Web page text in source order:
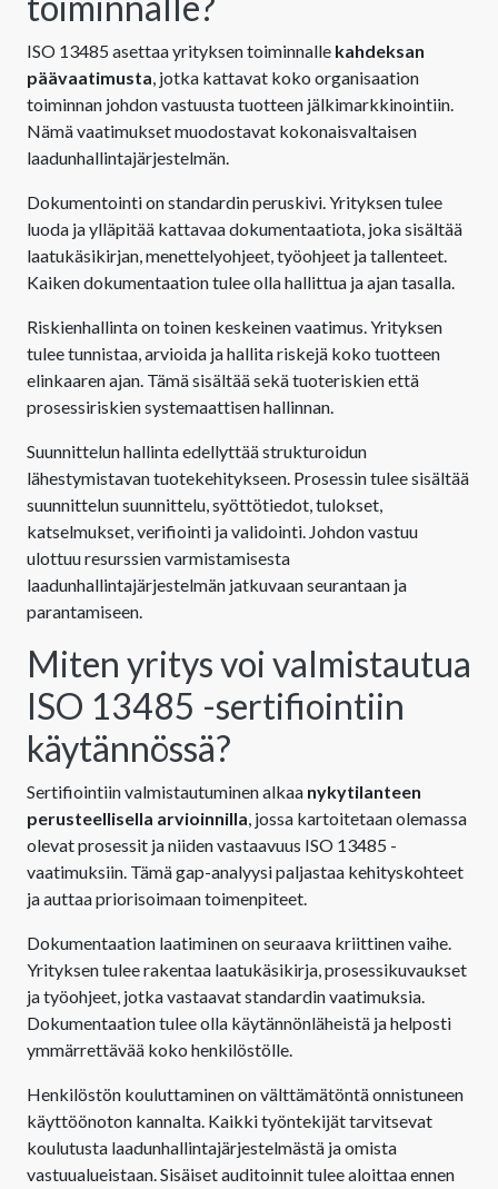
ISO 13485 asettaa yrityksen toiminnalle kahdeksan
päävaatimusta, jotka kattavat koko organisaation
toiminnan johdon vastuusta tuotteen jälkimarkkinointiin.
Nämä vaatimukset muodostavat kokonaisvaltaisen
laadunhallintajärjestelmän.
Dokumentointi on standardin peruskivi. Yrityksen tulee
luoda ja ylläpitää kattavaa dokumentaatiota, joka sisältää
laatukäsikirjan, menettelyohjeet, työohjeet ja tallenteet.
Kaiken dokumentaation tulee olla hallittua ja ajan tasalla.
Riskienhallinta on toinen keskeinen vaatimus. Yrityksen
tulee tunnistaa, arvioida ja hallita riskejä koko tuotteen
elinkaaren ajan. Tämä sisältää sekä tuoteriskien että
prosessiriskien systemaattisen hallinnan.
Suunnittelun hallinta edellyttää strukturoidun
lähestymistavan tuotekehitykseen. Prosessin tulee sisältää
suunnittelun suunnittelu, syöttötiedot, tulokset,
katselmukset, verifiointi ja validointi. Johdon vastuu
ulottuu resurssien varmistamisesta
laadunhallintajärjestelmän jatkuvaan seurantaan ja
parantamiseen.
Miten yritys voi valmistautua
ISO 13485 -sertifiointiin
käytännössä?
Sertifiointiin valmistautuminen alkaa nykytilanteen
perusteellisella arvioinnilla, jossa kartoitetaan olemassa
olevat prosessit ja niiden vastaavuus ISO 13485 -
vaatimuksiin. Tämä gap-analyysi paljastaa kehityskohteet
ja auttaa priorisoimaan toimenpiteet.
Dokumentaation laatiminen on seuraava kriittinen vaihe.
Yrityksen tulee rakentaa laatukäsikirja, prosessikuvaukset
ja työohjeet, jotka vastaavat standardin vaatimuksia.
Dokumentaation tulee olla käytännönläheistä ja helposti
ymmärrettävää koko henkilöstölle.
Henkilöstön kouluttaminen on välttämätöntä onnistuneen
käyttöönoton kannalta. Kaikki työntekijät tarvitsevat
koulutusta laadunhallintajärjestelmästä ja omista
vastuualueistaan. Sisäiset auditoinnit tulee aloittaa ennen